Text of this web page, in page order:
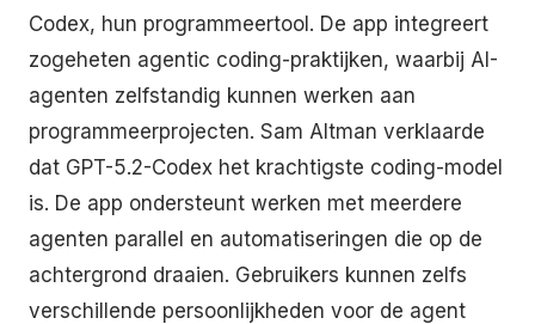
Codex, hun programmeertool. De app integreert
zogeheten agentic coding-praktijken, waarbij AI-
agenten zelfstandig kunnen werken aan
programmeerprojecten. Sam Altman verklaarde
dat GPT-5.2-Codex het krachtigste coding-model
is. De app ondersteunt werken met meerdere
agenten parallel en automatiseringen die op de
achtergrond draaien. Gebruikers kunnen zelfs
verschillende persoonlijkheden voor de agent